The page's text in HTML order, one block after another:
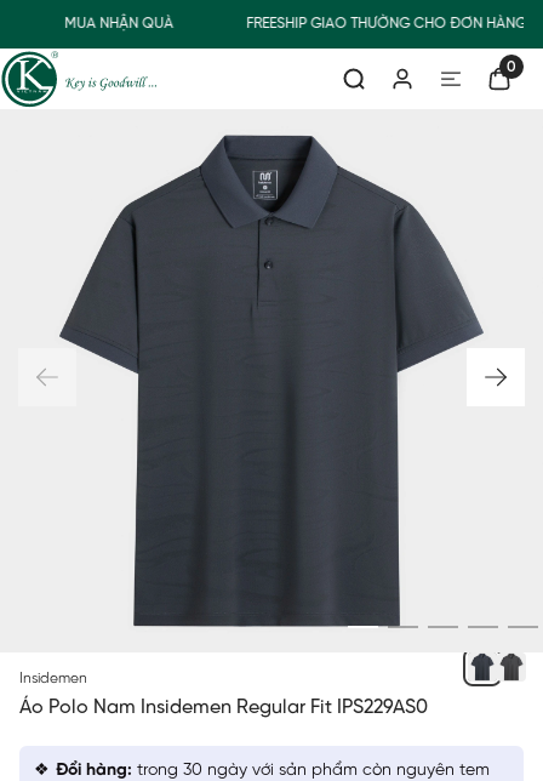
MUA NHẬN QUÀ FREESHIP GIAO THƯỜNG CHO ĐƠN HÀNG
0
Insidemen
Áo Polo Nam Insidemen Regular Fit IPS229AS0
Đổi hàng: trong 30 ngày với sản phẩm còn nguyên tem